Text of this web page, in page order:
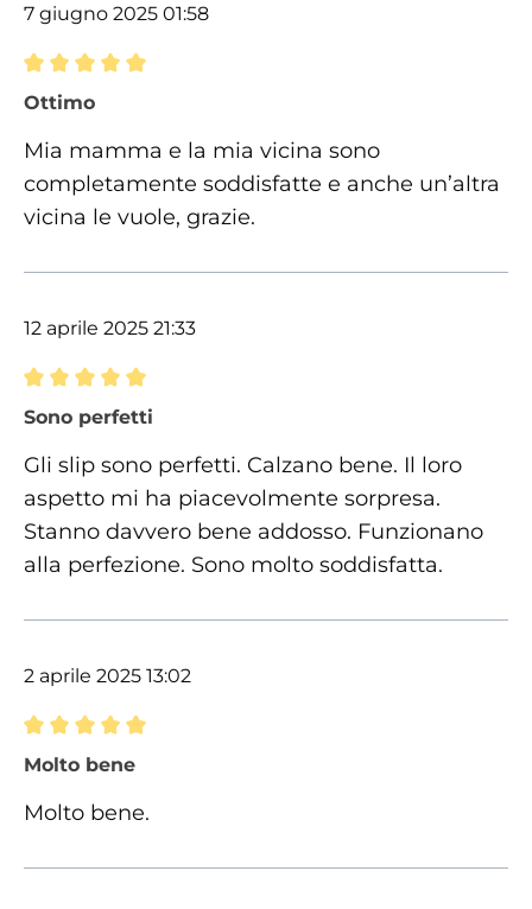
7 giugno 2025 01:58
Recensione con valutazione di 5 su 5 stelle
Ottimo
Mia mamma e la mia vicina sono
completamente soddisfatte e anche un’altra
vicina le vuole, grazie.
12 aprile 2025 21:33
Recensione con valutazione di 5 su 5 stelle
Sono perfetti
Gli slip sono perfetti. Calzano bene. Il loro
aspetto mi ha piacevolmente sorpresa.
Stanno davvero bene addosso. Funzionano
alla perfezione. Sono molto soddisfatta.
2 aprile 2025 13:02
Recensione con valutazione di 5 su 5 stelle
Molto bene
Molto bene.